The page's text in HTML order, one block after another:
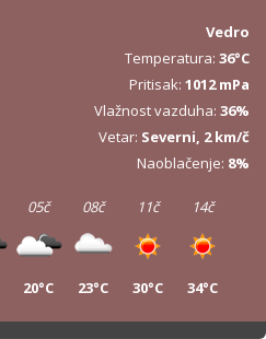
Vedro
Temperatura: 36°C
Pritisak: 1012 mPa
Vlažnost vazduha: 36%
Vetar: Severni, 2 km/č
Naoblačenje: 8%
05č
20°C
08č
23°C
11č
30°C
14č
34°C